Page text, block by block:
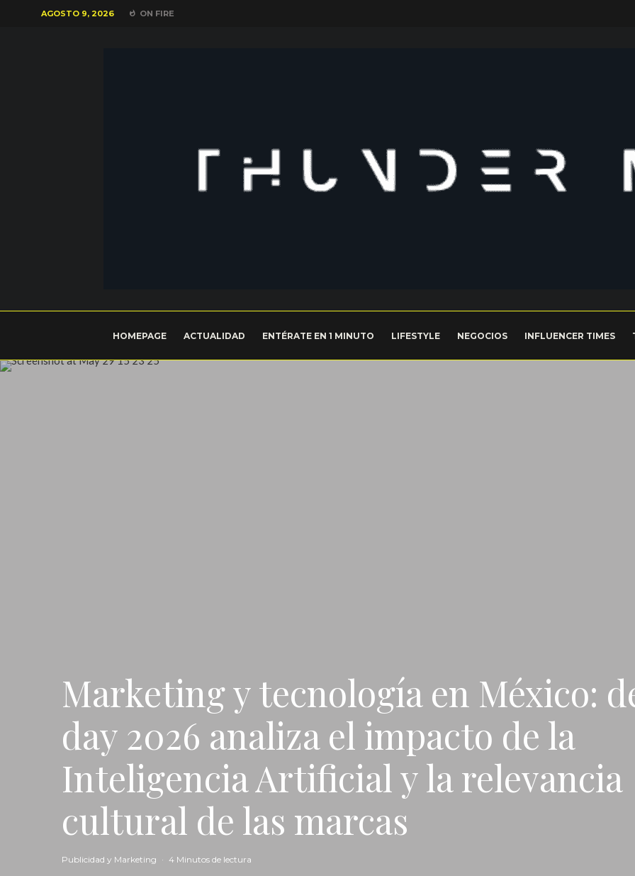
AGOSTO 9, 2026 ON FIRE
HOMEPAGE ACTUALIDAD ENTÉRATE EN 1 MINUTO LIFESTYLE NEGOCIOS INFLUENCER TIMES
Marketing y tecnología en México:
day 2026 analiza el impacto de la
Inteligencia Artificial y la relevancia
cultural de las marcas
Publicidad y Marketing · 4 Minutos de lectura